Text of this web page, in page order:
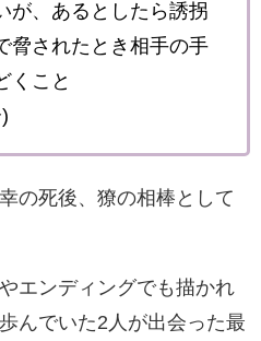
が、あるとしたら誘拐
脅されたとき相手の手
くこと
の死後、獠の相棒として
エンディングでも描かれ
んでいた2人が出会った最